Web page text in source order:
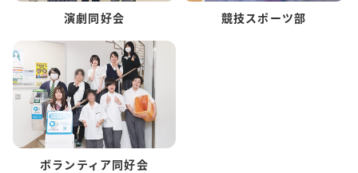
演劇同好会 競技スポーツ部
ボランティア同好会